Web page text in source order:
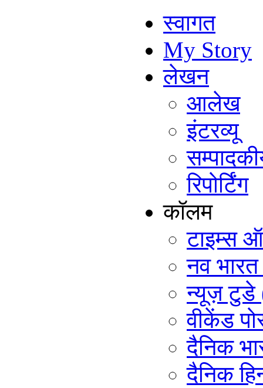
स्वागत
My Story
लेखन
आलेख
इंटरव्यू
रिपोर्टिंग
कॉलम
टाइम्स
नव भारत
न्यूज़ टुडे
वीकेंड
दैनिक
दैनिक